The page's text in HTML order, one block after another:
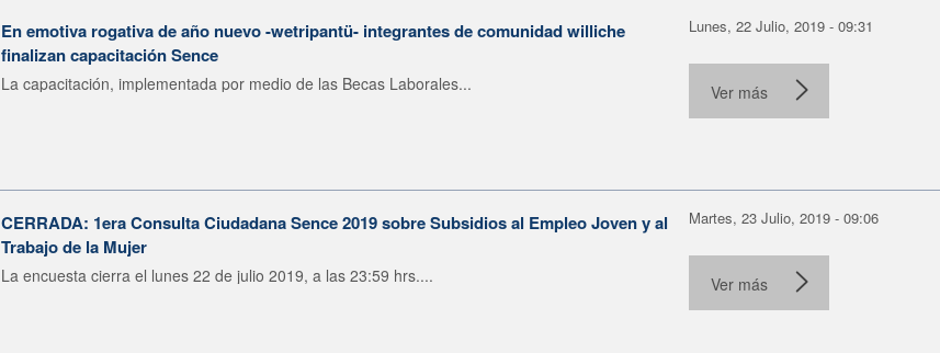
En emotiva rogativa de año nuevo -wetripantü- integrantes de comunidad williche
finalizan capacitación Sence
La capacitación, implementada por medio de las Becas Laborales...
Lunes, 22 Julio, 2019 - 09:31
Ver más
CERRADA: 1era Consulta Ciudadana Sence 2019 sobre Subsidios al Empleo Joven y al
Trabajo de la Mujer
La encuesta cierra el lunes 22 de julio 2019, a las 23:59 hrs....
Martes, 23 Julio, 2019 - 09:06
Ver más